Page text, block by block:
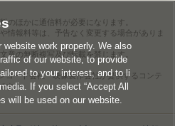
のほかに通信料が必要になります。
情報料等は、予告なく変更する場合がありま
章の無断複写及び転載を禁じます。
コード会社・映像製作会社が提供するコンテ
す。
work properly. We also
of our website, to provide
to your interest, and to li
If you select “Accept All
will be used on our website.